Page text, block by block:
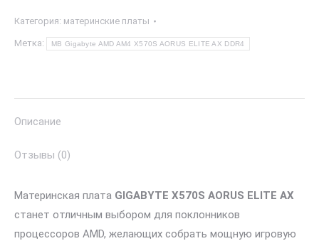
Gigabyte
AMD
AORUS
ELITE
DDR4
Категория: материнские платы
Метка: MB Gigabyte AMD AM4 X570S AORUS ELITE AX DDR4
Описание
Отзывы (0)
Материнская плата GIGABYTE X570S AORUS ELITE AX
станет отличным выбором для поклонников
процессоров AMD, желающих собрать мощную игровую